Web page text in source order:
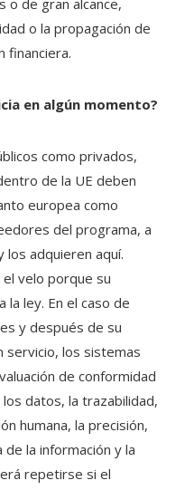
o de gran alcance,
o la propagación de
financiera.
en algún momento?
como privados,
de la UE deben
europea como
del programa, a
los adquieren aquí.
velo porque su
ley. En el caso de
y después de su
servicio, los sistemas
de conformidad
datos, la trazabilidad,
humana, la precisión,
la información y la
repetirse si el